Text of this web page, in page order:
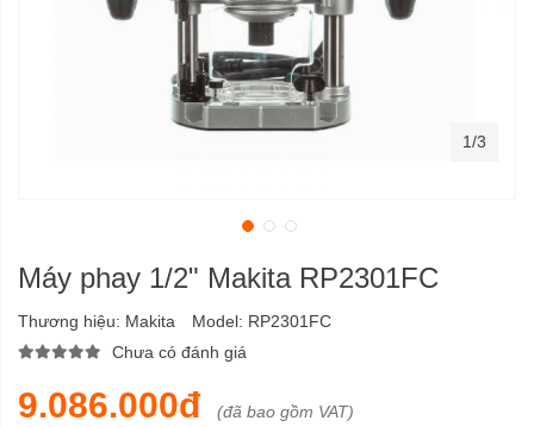
Máy phay 1/2" Makita RP2301FC
Thương hiệu: Makita Model: RP2301FC
Chưa có đánh giá
9.086.000đ (đã bao gồm VAT)
1/3